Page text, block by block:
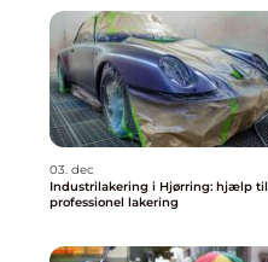
03. dec
Industrilakering i Hjørring: hjælp til
professionel lakering